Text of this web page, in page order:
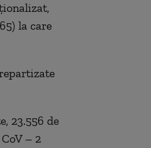
la care
23.556 de
– 2